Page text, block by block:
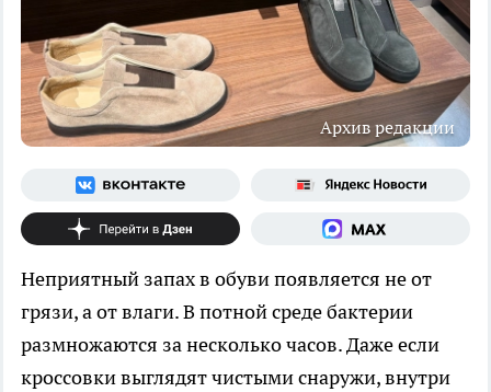
Архив редакции
Неприятный запах в обуви появляется не от
грязи, а от влаги. В потной среде бактерии
размножаются за несколько часов. Даже если
кроссовки выглядят чистыми снаружи, внутри